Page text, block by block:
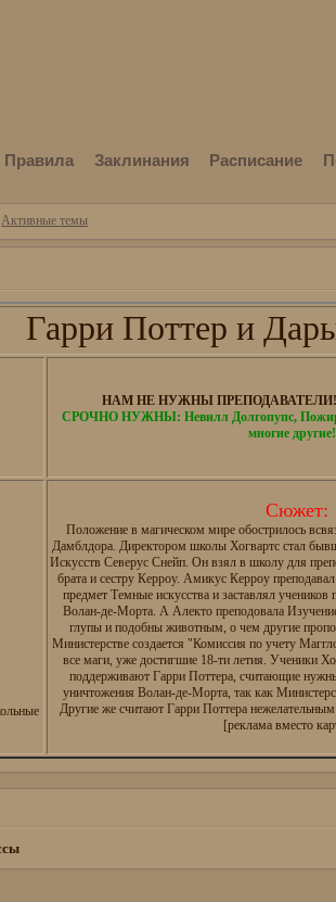
Правила Заклинания Расписание
Активные темы
Гарри Поттер и
НАМ НЕ НУЖНЫ
СРОЧНО НУЖНЫ: Невилл Долгопупс,
многие
Сюжет:
Положение в магическом мире обострилось
Дамблдора. Директором школы Хогвартс стал
Искусств Северус Снейп. Он взял в школу для
брата и сестру Керроу. Амикус Керроу
предмет Темные искусства и заставлял
Волан-де-Морта. А Алекто преподовала
глупы и подобны животным, о чем другие
Министерстве создается "Комиссия по учету
все маги, уже достигшие 18-ти летия. Ученики
поддерживают Гарри Поттера, считающие
уничтожения Волан-де-Морта, так как
Другие же считают Гарри Поттера
[реклама вместо